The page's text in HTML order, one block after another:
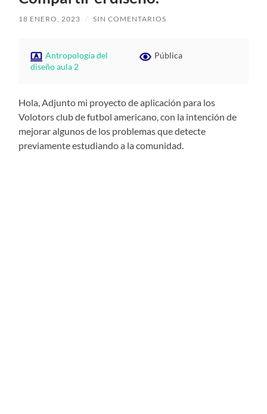
18 ENERO, 2023 / SIN COMENTARIOS
Antropología del
diseño aula 2
Pública
Hola, Adjunto mi proyecto de aplicación para los
Volotors club de futbol americano, con la intención de
mejorar algunos de los problemas que detecte
previamente estudiando a la comunidad.